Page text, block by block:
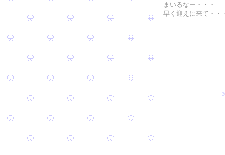
まいるなー・・・
早く迎えに来て・・